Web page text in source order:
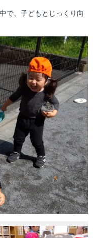
で、子どもとじっくり向